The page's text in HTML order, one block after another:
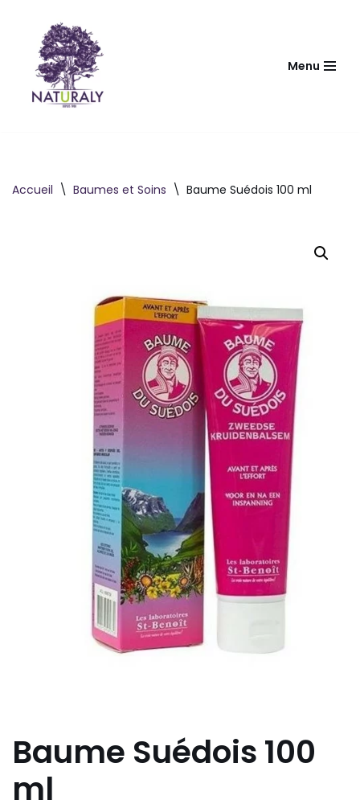
contenu
Menu
Accueil \ Baumes et Soins \ Baume Suédois 100 ml
Baume Suédois 100
ml